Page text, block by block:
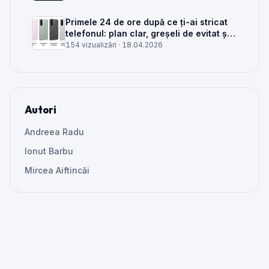
Primele 24 de ore după ce ți-ai stricat
telefonul: plan clar, greșeli de evitat și
când mai merită reparat
154 vizualizări · 18.04.2026
Autori
Andreea Radu
Ionut Barbu
Mircea Aiftincăi